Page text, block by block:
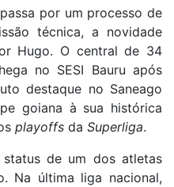
por um processo de
técnica, a novidade
Hugo. O central de 34
no SESI Bauru após
destaque no Saneago
goiana à sua histórica
playoffs da Superliga.
de um dos atletas
Na última liga nacional,